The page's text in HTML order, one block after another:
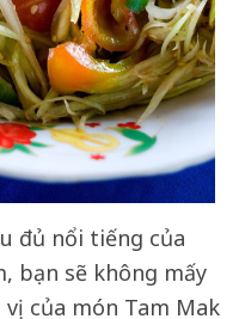
đủ nổi tiếng của
bạn sẽ không mấy
của món Tam Mak